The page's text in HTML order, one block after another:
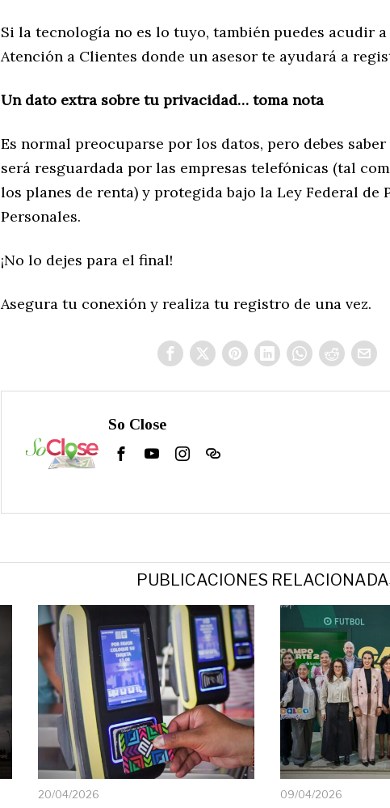
Si la tecnología no es lo tuyo, también puedes acudir
Atención a Clientes donde un asesor te ayudará a
Un dato extra sobre tu privacidad… toma nota
Es normal preocuparse por los datos, pero debes
será resguardada por las empresas telefónicas (tal
los planes de renta) y protegida bajo la Ley Federal de
Personales.
¡No lo dejes para el final!
Asegura tu conexión y realiza tu registro de una vez.
So Close
PUBLICACIONES
20/04/2026 09/04/2026